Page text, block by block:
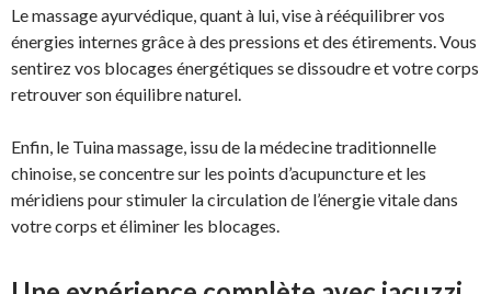
Le massage ayurvédique, quant à lui, vise à rééquilibrer vos
énergies internes grâce à des pressions et des étirements. Vous
sentirez vos blocages énergétiques se dissoudre et votre corps
retrouver son équilibre naturel.
Enfin, le Tuina massage, issu de la médecine traditionnelle
chinoise, se concentre sur les points d’acupuncture et les
méridiens pour stimuler la circulation de l’énergie vitale dans
votre corps et éliminer les blocages.